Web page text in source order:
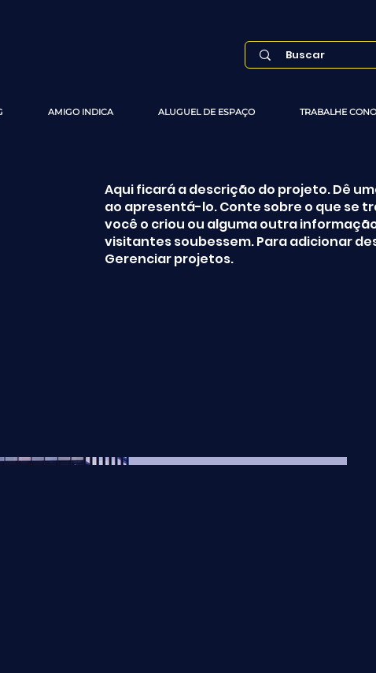
AMIGO INDICA ALUGUEL DE ESPAÇO TRABALHE
Aqui ficará a descrição do projeto. Dê
ao apresentá-lo. Conte sobre o que se
você o criou ou alguma outra
visitantes soubessem. Para adicionar
Gerenciar projetos.